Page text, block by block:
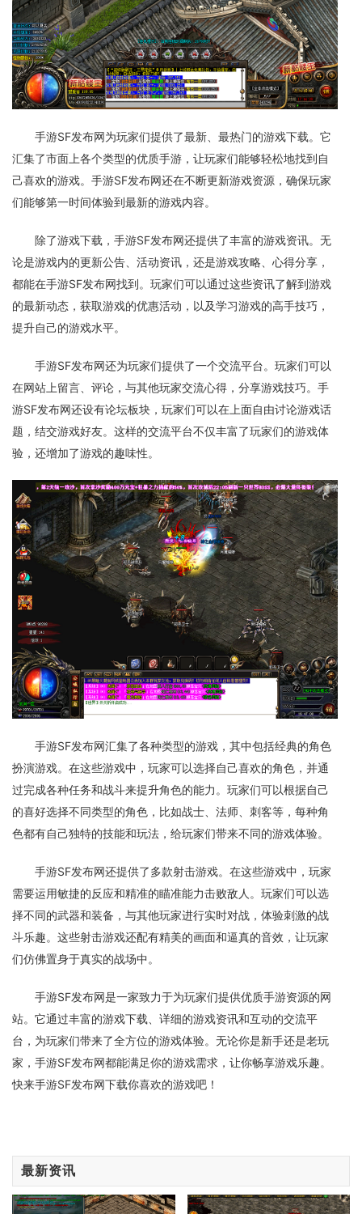
手游SF发布网为玩家们提供了最新、最热门的游戏下载。它
汇集了市面上各个类型的优质手游，让玩家们能够轻松地找到自
己喜欢的游戏。手游SF发布网还在不断更新游戏资源，确保玩家
们能够第一时间体验到最新的游戏内容。
除了游戏下载，手游SF发布网还提供了丰富的游戏资讯。无
论是游戏内的更新公告、活动资讯，还是游戏攻略、心得分享，
都能在手游SF发布网找到。玩家们可以通过这些资讯了解到游戏
的最新动态，获取游戏的优惠活动，以及学习游戏的高手技巧，
提升自己的游戏水平。
手游SF发布网还为玩家们提供了一个交流平台。玩家们可以
在网站上留言、评论，与其他玩家交流心得，分享游戏技巧。手
游SF发布网还设有论坛板块，玩家们可以在上面自由讨论游戏话
题，结交游戏好友。这样的交流平台不仅丰富了玩家们的游戏体
验，还增加了游戏的趣味性。
手游SF发布网汇集了各种类型的游戏，其中包括经典的角色
扮演游戏。在这些游戏中，玩家可以选择自己喜欢的角色，并通
过完成各种任务和战斗来提升角色的能力。玩家们可以根据自己
的喜好选择不同类型的角色，比如战士、法师、刺客等，每种角
色都有自己独特的技能和玩法，给玩家们带来不同的游戏体验。
手游SF发布网还提供了多款射击游戏。在这些游戏中，玩家
需要运用敏捷的反应和精准的瞄准能力击败敌人。玩家们可以选
择不同的武器和装备，与其他玩家进行实时对战，体验刺激的战
斗乐趣。这些射击游戏还配有精美的画面和逼真的音效，让玩家
们仿佛置身于真实的战场中。
手游SF发布网是一家致力于为玩家们提供优质手游资源的网
站。它通过丰富的游戏下载、详细的游戏资讯和互动的交流平
台，为玩家们带来了全方位的游戏体验。无论你是新手还是老玩
家，手游SF发布网都能满足你的游戏需求，让你畅享游戏乐趣。
快来手游SF发布网下载你喜欢的游戏吧！
最新资讯